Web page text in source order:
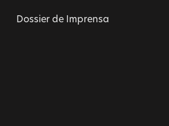
Dossier de Imprensa